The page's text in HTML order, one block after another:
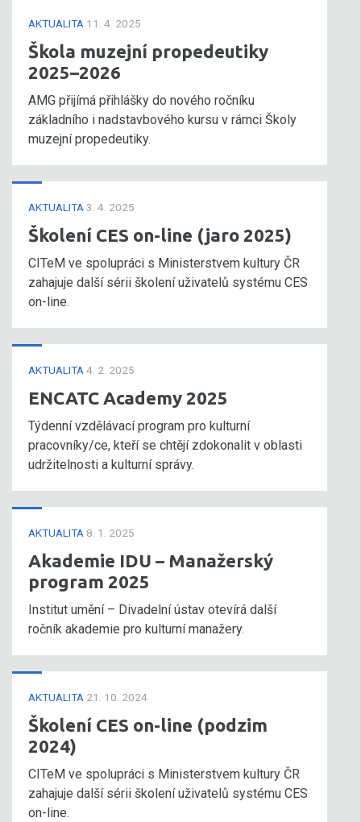
AKTUALITA 11. 4. 2025
Škola muzejní propedeutiky
2025–2026
AMG přijímá přihlášky do nového ročníku
základního i nadstavbového kursu v rámci Školy
muzejní propedeutiky.
AKTUALITA 3. 4. 2025
Školení CES on-line (jaro 2025)
CITeM ve spolupráci s Ministerstvem kultury ČR
zahajuje další sérii školení uživatelů systému CES
on-line.
AKTUALITA 4. 2. 2025
ENCATC Academy 2025
Týdenní vzdělávací program pro kulturní
pracovníky/ce, kteří se chtějí zdokonalit v oblasti
udržitelnosti a kulturní správy.
AKTUALITA 8. 1. 2025
Akademie IDU – Manažerský
program 2025
Institut umění – Divadelní ústav otevírá další
ročník akademie pro kulturní manažery.
AKTUALITA 21. 10. 2024
Školení CES on-line (podzim
2024)
CITeM ve spolupráci s Ministerstvem kultury ČR
zahajuje další sérii školení uživatelů systému CES
on-line.